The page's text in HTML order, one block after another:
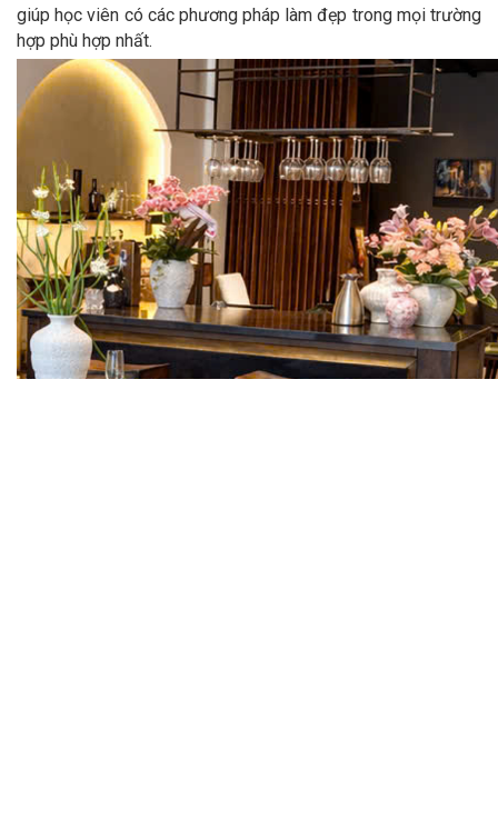
giúp học viên có các phương pháp làm đẹp trong mọi trường
hợp phù hợp nhất.